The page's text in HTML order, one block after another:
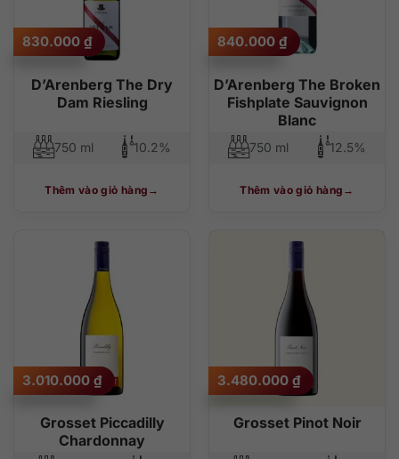
D’Arenberg The Dry
Dam Riesling
830.000 ₫
750 ml 10.2%
Thêm vào giỏ hàng
D’Arenberg The Broken
Fishplate Sauvignon
Blanc
840.000 ₫
750 ml 12.5%
Thêm vào giỏ hàng
Grosset Piccadilly
Chardonnay
3.010.000 ₫
Grosset Pinot Noir
3.480.000 ₫